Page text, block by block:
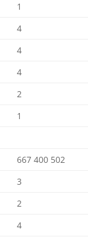
1
4
4
4
2
1
667 400 502
3
2
4